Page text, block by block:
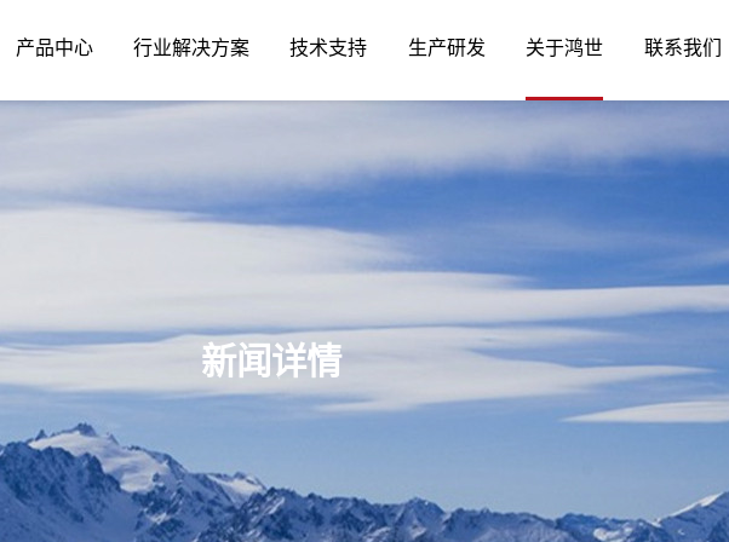
产品中心 行业解决方案 技术支持 生产研发 关于鸿世 联系我们
新闻详情